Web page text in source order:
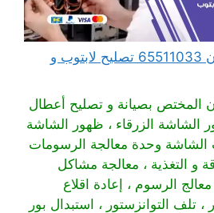
مهندس كمبيوتر صبحان 65511033 تصليح لابتوب و
المختص بصيانة و تصليح أعطال
الشاشة الزرقاء ، ظهور الشاشة
الشاشة وحدة معالجة الرسومات
و التغذية ، معالجة مشاكل
الرسوم ، إعادة اقلاع
التوانزستور ، استبدال بور